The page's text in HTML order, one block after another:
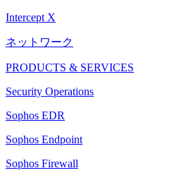
Intercept X
ネットワーク
PRODUCTS & SERVICES
Security Operations
Sophos EDR
Sophos Endpoint
Sophos Firewall